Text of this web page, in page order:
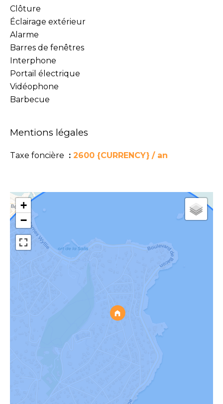
Clôture
Éclairage extérieur
Alarme
Barres de fenêtres
Interphone
Portail électrique
Vidéophone
Barbecue
Mentions légales
Taxe foncière 2600 {CURRENCY} / an
+
−